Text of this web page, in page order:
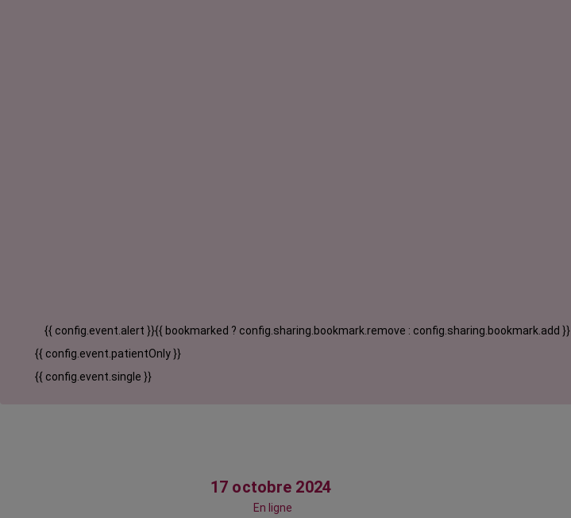
{{ config.event.alert }}{{ bookmarked ? config.sharing.bookmark.remove : config.sharing.bookmark.add }}
{{ config.event.patientOnly }}
{{ config.event.single }}
17 octobre 2024
En ligne